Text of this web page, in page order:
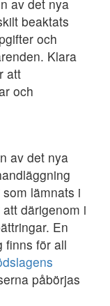
av det nya
beaktats
och
Klara
att
och
av det nya
lämnats i
därigenom i
En
finns för all
påbörjas